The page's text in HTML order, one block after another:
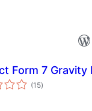
Form 7
(15कुल
दर)